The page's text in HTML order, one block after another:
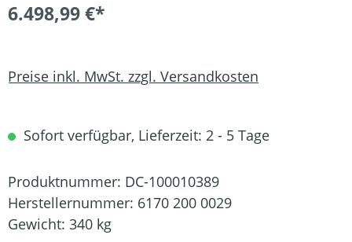
6.498,99 €*
Preise inkl. MwSt. zzgl. Versandkosten
Sofort verfügbar, Lieferzeit: 2 - 5 Tage
Produktnummer: DC-100010389
Herstellernummer: 6170 200 0029
Gewicht: 340 kg